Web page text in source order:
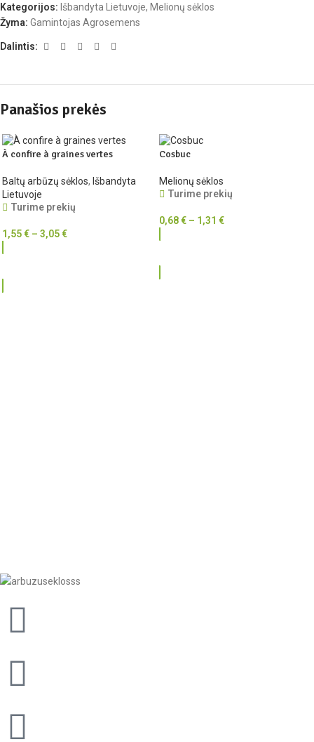
Kategorijos: Išbandyta Lietuvoje, Melionų sėklos
Žyma: Gamintojas Agrosemens
Dalintis:
Panašios prekės
À confire à graines vertes
Baltų arbūzų sėklos, Išbandyta
Lietuvoje
Turime prekių
1,55€ – 3,05€
Cosbuc
Melionų sėklos
Turime prekių
0,68€ – 1,31 €